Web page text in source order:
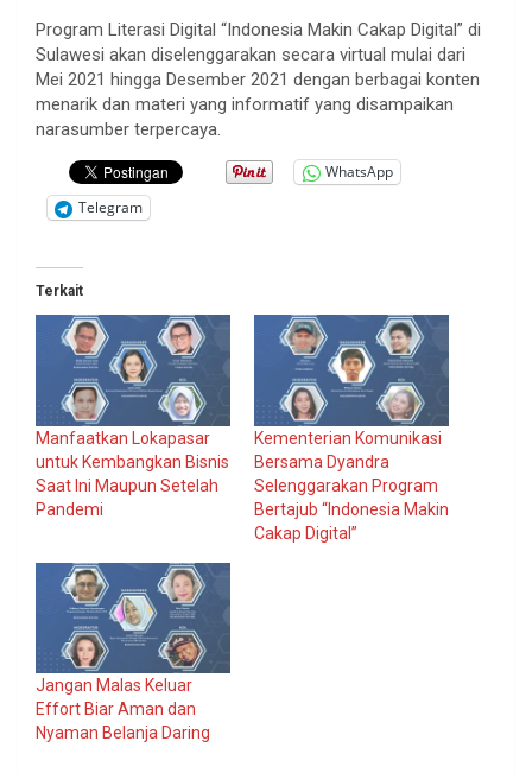
Program Literasi Digital “Indonesia Makin Cakap Digital” di
Sulawesi akan diselenggarakan secara virtual mulai dari
Mei 2021 hingga Desember 2021 dengan berbagai konten
menarik dan materi yang informatif yang disampaikan
narasumber terpercaya.
WhatsApp
Telegram
Terkait
Manfaatkan Lokapasar
untuk Kembangkan Bisnis
Saat Ini Maupun Setelah
Pandemi
Kementerian Komunikasi
Bersama Dyandra
Selenggarakan Program
Bertajub “Indonesia Makin
Cakap Digital”
Jangan Malas Keluar
Effort Biar Aman dan
Nyaman Belanja Daring